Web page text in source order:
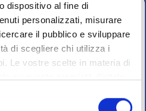
dispositivo al fine di
personalizzati, misurare
il pubblico e sviluppare
di scegliere chi utilizza i
Le vostre scelte in materia di
consenso in qualsiasi
per laboratori conto terzi e
industriale
PROMO